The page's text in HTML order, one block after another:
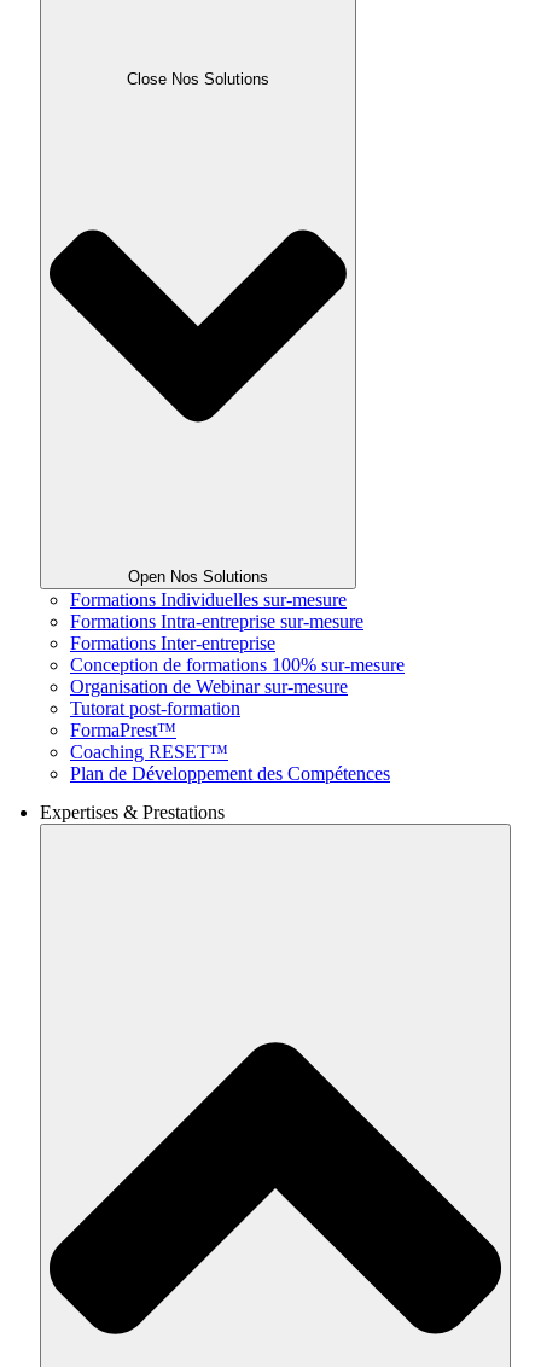
Close Nos Solutions
Open Nos Solutions
Formations Individuelles sur-mesure
Formations Intra-entreprise sur-mesure
Formations Inter-entreprise
Conception de formations 100% sur-mesure
Organisation de Webinar sur-mesure
Tutorat post-formation
FormaPrest™
Coaching RESET™
Plan de Développement des Compétences
Expertises & Prestations